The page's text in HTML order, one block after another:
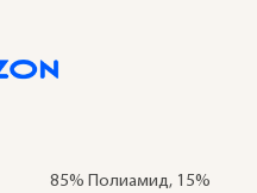
85% Полиамид, 15%